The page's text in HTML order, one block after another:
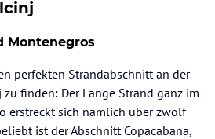
Montenegros
perfekten Strandabschnitt an der
finden: Der Lange Strand ganz im
erstreckt sich nämlich über zwölf
ist der Abschnitt Copacabana,